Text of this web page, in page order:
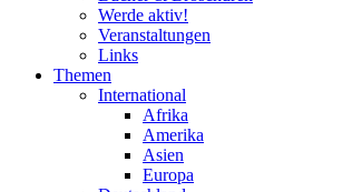
Werde aktiv!
Veranstaltungen
Links
Themen
International
Afrika
Amerika
Asien
Europa